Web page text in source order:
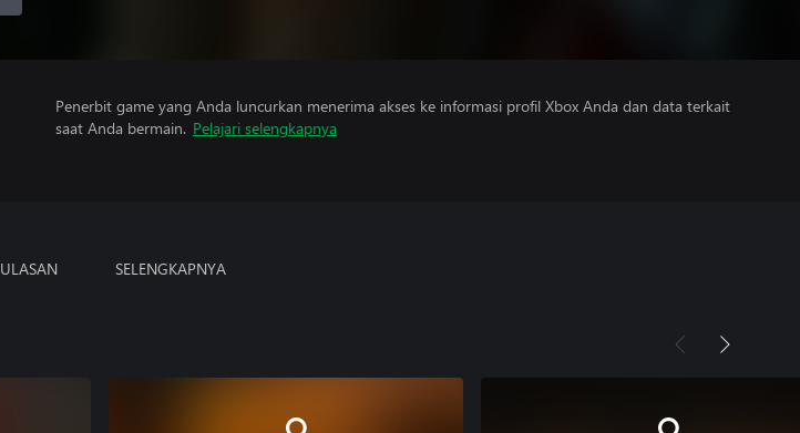
Penerbit game yang Anda luncurkan menerima akses ke informasi profil Xbox Anda dan data terkait
saat Anda bermain. Pelajari selengkapnya
ULASAN SELENGKAPNYA